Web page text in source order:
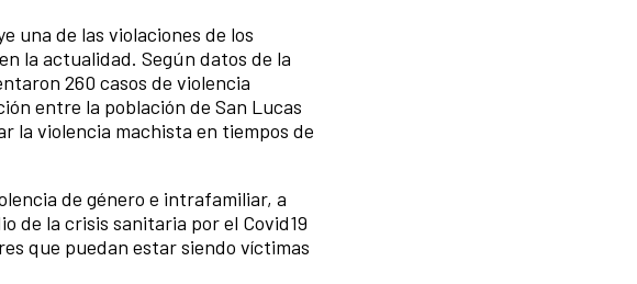
una de las violaciones de los
la actualidad. Según datos de la
260 casos de violencia
entre la población de San Lucas
la violencia machista en tiempos de
de género e intrafamiliar, a
de la crisis sanitaria por el Covid19
que puedan estar siendo víctimas